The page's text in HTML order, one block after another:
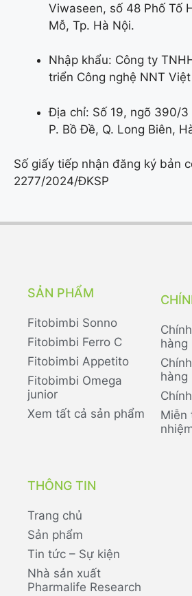
Viwaseen, số 48 Phố Tố
Mỗ, Tp. Hà Nội.
Nhập khẩu: Công ty
triển Công nghệ NNT
Địa chỉ: Số 19, ngõ 390/3
P. Bồ Đề, Q. Long Biên,
Số giấy tiếp nhận đăng ký bản
2277/2024/ĐKSP
SẢN PHẨM
Fitobimbi Sonno
Fitobimbi Ferro C
Fitobimbi Appetito
Fitobimbi Omega
junior
Xem tất cả sản phẩm
hàng
hàng
Miễn
THÔNG TIN
Trang chủ
Sản phẩm
Tin tức – Sự kiện
Nhà sản xuất
Pharmalife Research